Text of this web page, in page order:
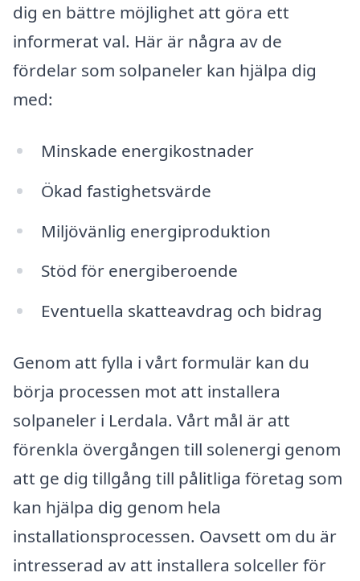
dig en bättre möjlighet att göra ett
informerat val. Här är några av de
fördelar som solpaneler kan hjälpa dig
med:
Minskade energikostnader
Ökad fastighetsvärde
Miljövänlig energiproduktion
Stöd för energiberoende
Eventuella skatteavdrag och bidrag
Genom att fylla i vårt formulär kan du
börja processen mot att installera
solpaneler i Lerdala. Vårt mål är att
förenkla övergången till solenergi genom
att ge dig tillgång till pålitliga företag som
kan hjälpa dig genom hela
installationsprocessen. Oavsett om du är
intresserad av att installera solceller för